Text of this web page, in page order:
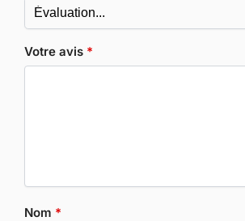
Votre avis *
Nom *